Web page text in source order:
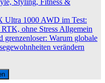
Styling, Fitness &
1000 AWD im Test:
ohne Stress Allgemein
grenzenloser: Warum globale
verändern